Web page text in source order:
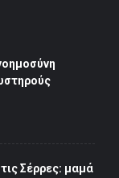
Σέρρες: μαμά